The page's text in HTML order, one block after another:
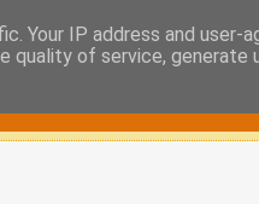
Your IP address and user-
quality of service, generate